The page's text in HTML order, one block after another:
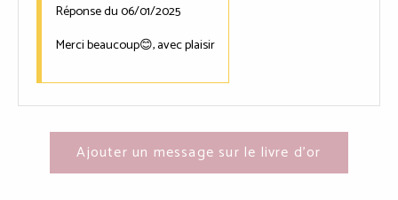
Réponse du 06/01/2025
Merci beaucoup😊, avec plaisir
Ajouter un message sur le livre d'or